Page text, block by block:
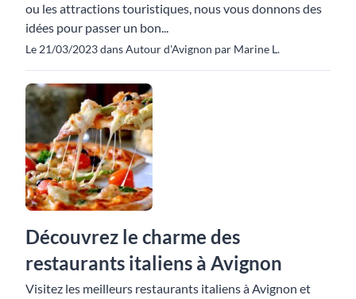
ou les attractions touristiques, nous vous donnons des
idées pour passer un bon...
Le 21/03/2023 dans Autour d'Avignon par Marine L.
Découvrez le charme des
restaurants italiens à Avignon
Visitez les meilleurs restaurants italiens à Avignon et